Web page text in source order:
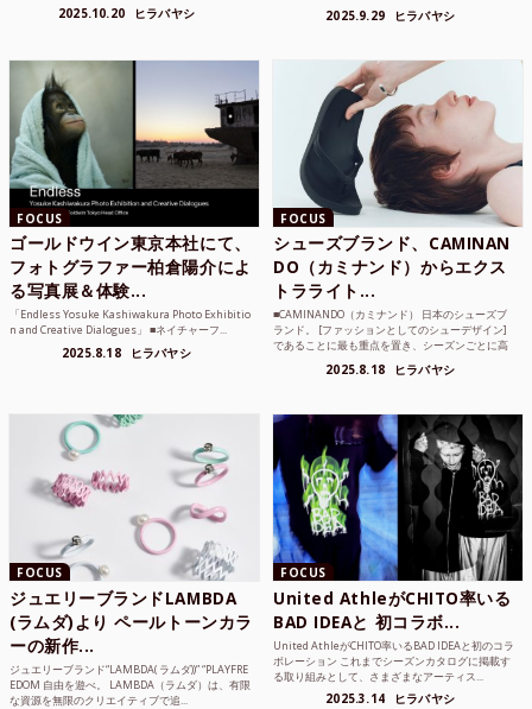
2025.10.20 ヒラバヤシ 2025.9.29 ヒラバヤシ
FOCUS
ゴールドウイン東京本社にて、
フォトグラファー柏倉陽介によ
る写真展＆体験...
「Endless Yosuke Kashiwakura Photo Exhibitio
n and Creative Dialogues」 ■ネイチャーフ...
2025.8.18 ヒラバヤシ
FOCUS
シューズブランド、CAMINAN
DO（カミナンド）からエクス
トラライト...
■CAMINANDO（カミナンド） 日本のシューズブ
ランド。 [ファッションとしてのシューデザイン]
であることに最も重点を置き、シーズンごとに高
2025.8.18 ヒラバヤシ
FOCUS
ジュエリーブランドLAMBDA
(ラムダ)より ペールトーンカラ
ーの新作...
ジュエリーブランド“LAMBDA( ラムダ))” “PLAYFRE
EDOM 自由を遊べ。 LAMBDA（ラムダ）は、有限
な資源を無限のクリエイティブで追...
FOCUS
United AthleがCHITO率いる
BAD IDEAと 初コラボ...
United AthleがCHITO率いるBAD IDEAと初のコラ
ボレーション これまでシーズンカタログに掲載す
る取り組みとして、さまざまなアーティス...
2025.3.14 ヒラバヤシ